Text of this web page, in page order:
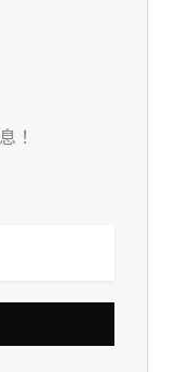
！